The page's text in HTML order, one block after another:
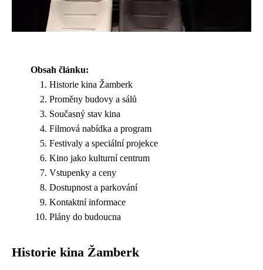
Obsah článku:
Historie kina Žamberk
Proměny budovy a sálů
Současný stav kina
Filmová nabídka a program
Festivaly a speciální projekce
Kino jako kulturní centrum
Vstupenky a ceny
Dostupnost a parkování
Kontaktní informace
Plány do budoucna
Historie kina Žamberk